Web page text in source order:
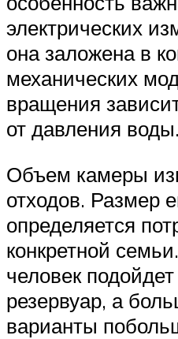
электрических
она заложена в
механических
вращения
от давления воды.
Объем камеры
отходов. Размер
определяется
конкретной
человек
резервуар, а
варианты